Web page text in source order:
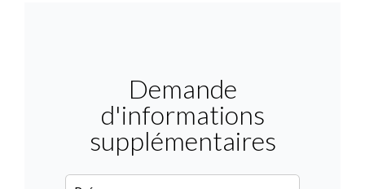
Demande
d'informations
supplémentaires